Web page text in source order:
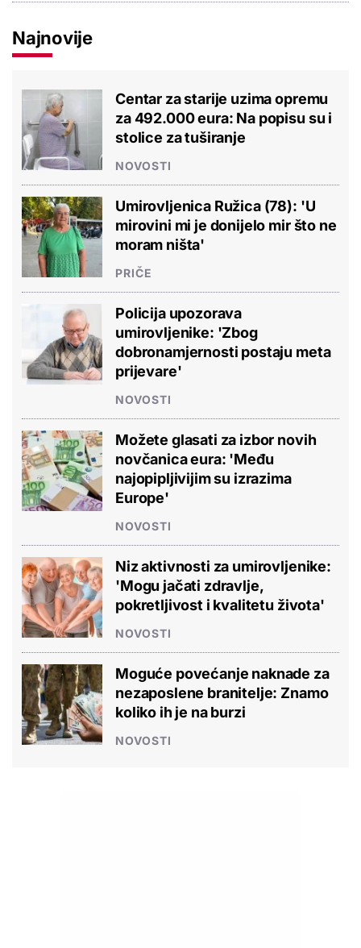
Najnovije
Centar za starije uzima opremu
za 492.000 eura: Na popisu su i
stolice za tuširanje
NOVOSTI
Umirovljenica Ružica (78): 'U
mirovini mi je donijelo mir što ne
moram ništa'
PRIČE
Policija upozorava
umirovljenike: 'Zbog
dobronamjernosti postaju meta
prijevare'
NOVOSTI
Možete glasati za izbor novih
novčanica eura: 'Među
najopipljivijim su izrazima
Europe'
NOVOSTI
Niz aktivnosti za umirovljenike:
'Mogu jačati zdravlje,
pokretljivost i kvalitetu života'
NOVOSTI
Moguće povećanje naknade za
nezaposlene branitelje: Znamo
koliko ih je na burzi
NOVOSTI